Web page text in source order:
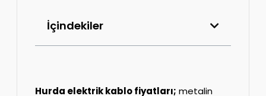
İçindekiler
Hurda elektrik kablo fiyatları; metalin